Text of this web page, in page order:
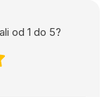
od 1 do 5?